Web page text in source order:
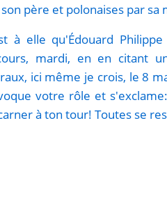
père et polonaises par sa
à elle qu'Édouard
mardi, en en citant
ici même je crois, le 8
votre rôle et
à ton tour! Toutes se